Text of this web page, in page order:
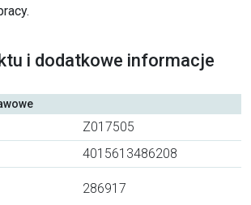
i dodatkowe informacje
Z017505
4015613486208
286917